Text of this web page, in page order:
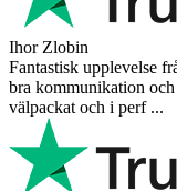
Ihor Zlobin
Fantastisk upplevelse
bra kommunikation
välpackat och i perf ...